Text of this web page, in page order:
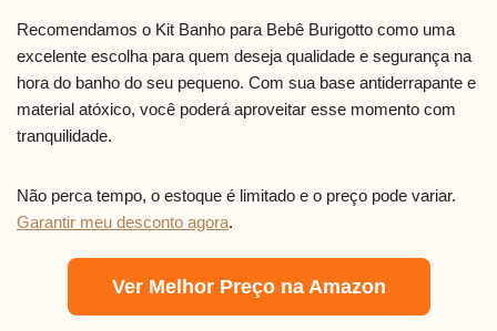
Recomendamos o Kit Banho para Bebê Burigotto como uma
excelente escolha para quem deseja qualidade e segurança na
hora do banho do seu pequeno. Com sua base antiderrapante e
material atóxico, você poderá aproveitar esse momento com
tranquilidade.
Não perca tempo, o estoque é limitado e o preço pode variar.
Garantir meu desconto agora.
Ver Melhor Preço na Amazon